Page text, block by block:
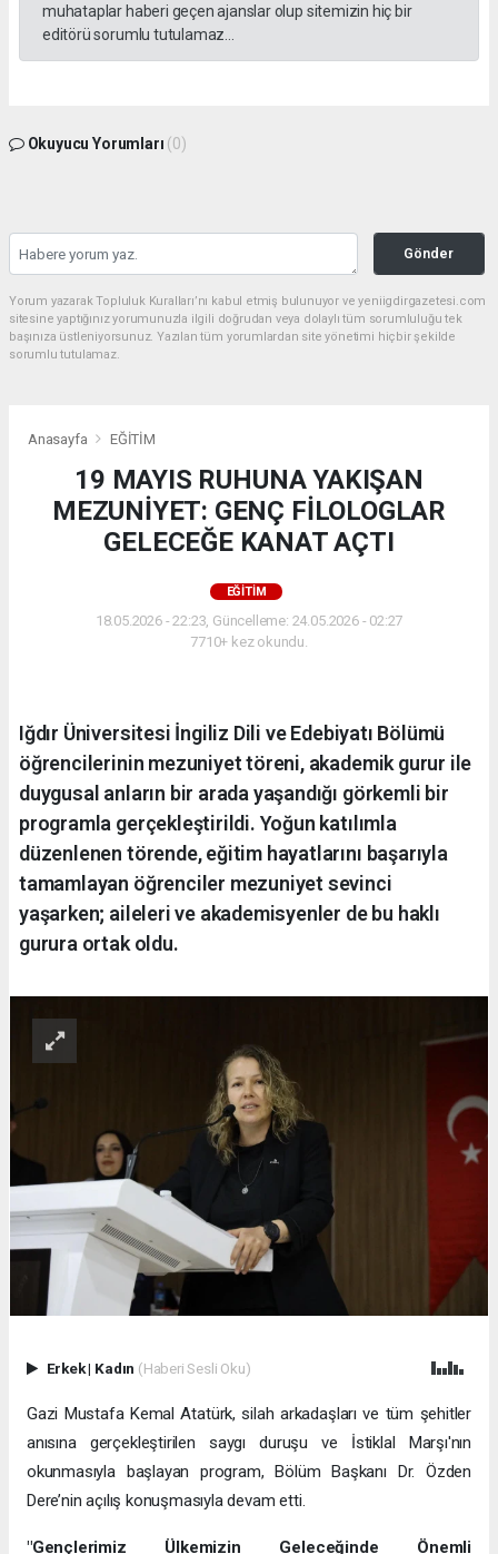
muhataplar haberi geçen ajanslar olup sitemizin hiç bir
editörü sorumlu tutulamaz...
Okuyucu Yorumları (0)
Gönder
Yorum yazarak Topluluk Kuralları’nı kabul etmiş bulunuyor ve yeniigdirgazetesi.com
sitesine yaptığınız yorumunuzla ilgili doğrudan veya dolaylı tüm sorumluluğu tek
başınıza üstleniyorsunuz. Yazılan tüm yorumlardan site yönetimi hiçbir şekilde
sorumlu tutulamaz.
Anasayfa EĞİTİM
19 MAYIS RUHUNA YAKIŞAN
MEZUNİYET: GENÇ FİLOLOGLAR
GELECEĞE KANAT AÇTI
EĞİTİM
18.05.2026 - 22:23, Güncelleme: 24.05.2026 - 02:27
7710+ kez okundu.
Iğdır Üniversitesi İngiliz Dili ve Edebiyatı Bölümü
öğrencilerinin mezuniyet töreni, akademik gurur ile
duygusal anların bir arada yaşandığı görkemli bir
programla gerçekleştirildi. Yoğun katılımla
düzenlenen törende, eğitim hayatlarını başarıyla
tamamlayan öğrenciler mezuniyet sevinci
yaşarken; aileleri ve akademisyenler de bu haklı
gurura ortak oldu.
Erkek| Kadın (Haberi Sesli Oku)
Gazi Mustafa Kemal Atatürk, silah arkadaşları ve tüm şehitler
anısına gerçekleştirilen saygı duruşu ve İstiklal Marşı'nın
okunmasıyla başlayan program, Bölüm Başkanı Dr. Özden
Dere’nin açılış konuşmasıyla devam etti.
"Gençlerimiz Ülkemizin Geleceğinde Önemli